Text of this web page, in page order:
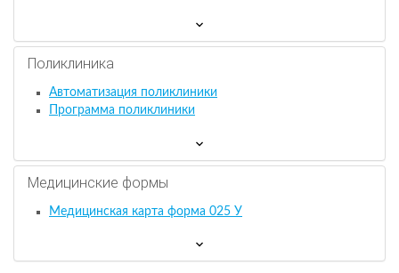
Поликлиника
Автоматизация поликлиники
Программа поликлиники
Медицинские формы
Медицинская карта форма 025 У